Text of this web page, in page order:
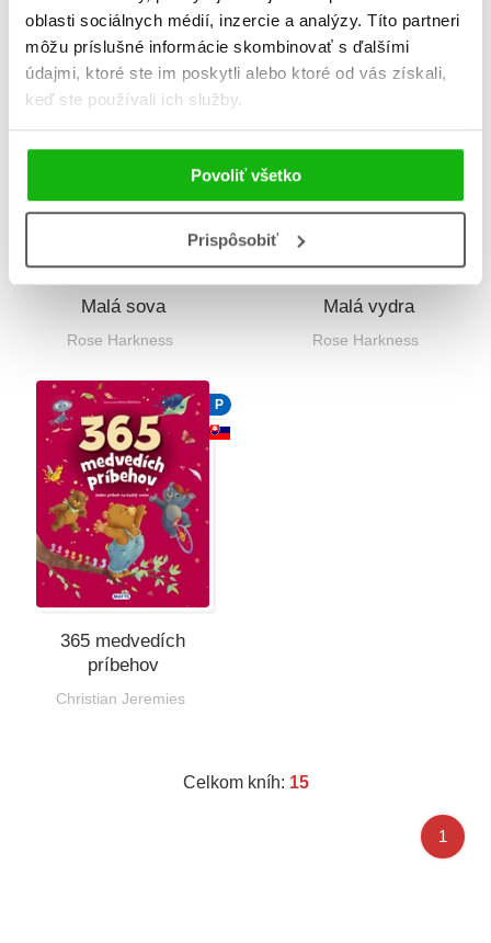
oblasti sociálnych médií, inzercie a analýzy. Títo partneri
môžu príslušné informácie skombinovať s ďalšími
údajmi, ktoré ste im poskytli alebo ktoré od vás získali,
keď ste používali ich služby.
Povoliť všetko
Prispôsobiť
káčatkách
Hana Machalec
Hana Machalec
Malá sova
Rose Harkness
Malá vydra
Rose Harkness
P
365 medvedích
príbehov
Christian Jeremies
Celkom kníh: 15
1